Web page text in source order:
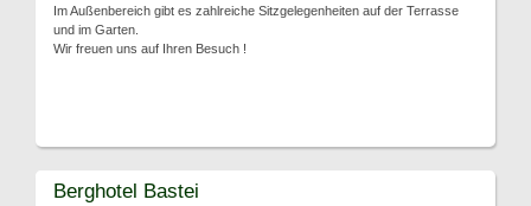
Im Außenbereich gibt es zahlreiche Sitzgelegenheiten auf der Terrasse
und im Garten.
Wir freuen uns auf Ihren Besuch !
Berghotel Bastei